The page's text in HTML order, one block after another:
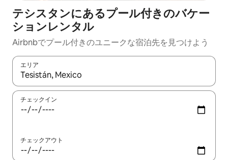
テシスタンにあるプール付きのバケー
ションレンタル
Airbnbでプール付きのユニークな宿泊先を見つけよう
エリア
検索結果が表示されたら、上下の矢印キーを使って移動するか
チェックイン
チェックアウト